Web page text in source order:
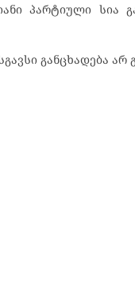
პარტიული სია
განცხადება არ